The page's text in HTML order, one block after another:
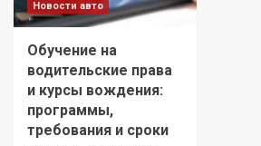
Новости авто
Обучение на
водительские права
и курсы вождения:
программы,
требования и сроки